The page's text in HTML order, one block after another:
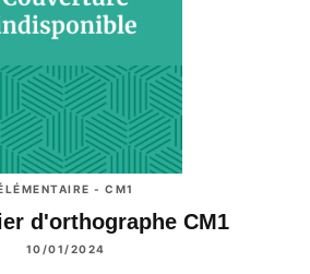
- CM1
d'orthographe CM1
10/01/2024